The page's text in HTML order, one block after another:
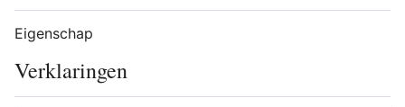
Eigenschap
Verklaringen